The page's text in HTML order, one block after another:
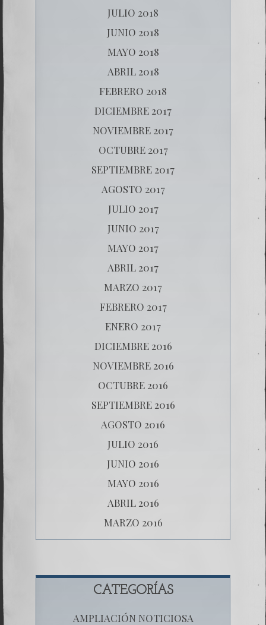
JULIO 2018
JUNIO 2018
MAYO 2018
ABRIL 2018
FEBRERO 2018
DICIEMBRE 2017
NOVIEMBRE 2017
OCTUBRE 2017
SEPTIEMBRE 2017
AGOSTO 2017
JULIO 2017
JUNIO 2017
MAYO 2017
ABRIL 2017
MARZO 2017
FEBRERO 2017
ENERO 2017
DICIEMBRE 2016
NOVIEMBRE 2016
OCTUBRE 2016
SEPTIEMBRE 2016
AGOSTO 2016
JULIO 2016
JUNIO 2016
MAYO 2016
ABRIL 2016
MARZO 2016
CATEGORÍAS
AMPLIACIÓN NOTICIOSA